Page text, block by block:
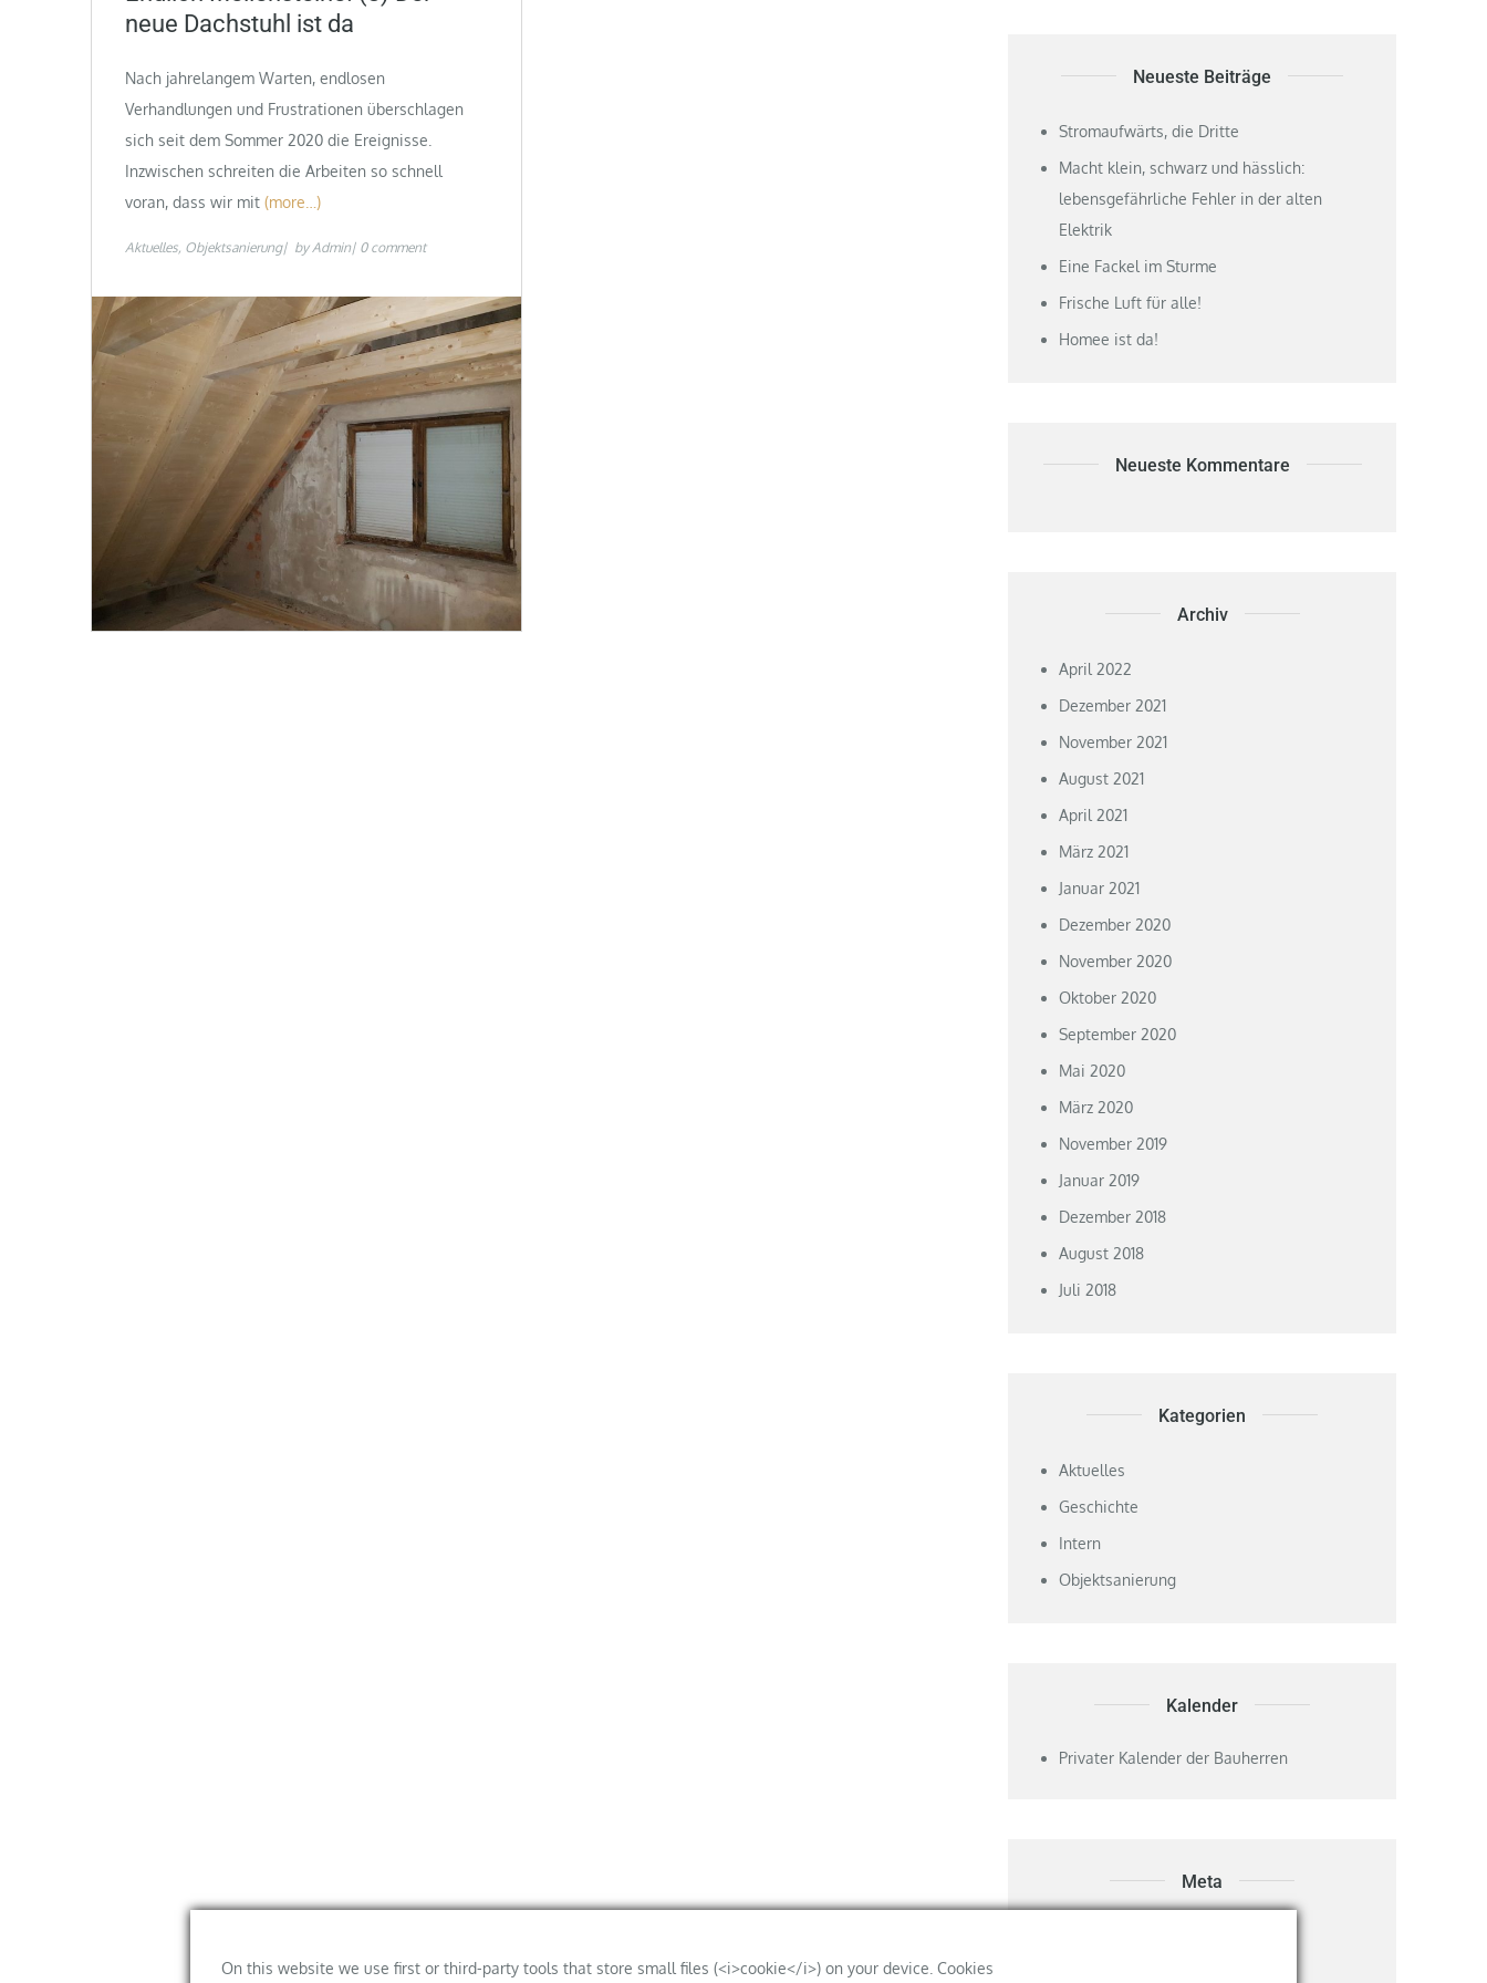
neue Dachstuhl ist da
Nach jahrelangem Warten, endlosen
Verhandlungen und Frustrationen überschlagen
sich seit dem Sommer 2020 die Ereignisse.
Inzwischen schreiten die Arbeiten so schnell
voran, dass wir mit (more…)
Aktuelles Objektsanierung by Admin 0 comment
Neueste Beiträge
Stromaufwärts, die Dritte
Macht klein, schwarz und hässlich:
lebensgefährliche Fehler in der alten
Elektrik
Eine Fackel im Sturme
Frische Luft für alle!
Homee ist da!
Neueste Kommentare
Archiv
April 2022
Dezember 2021
November 2021
August 2021
April 2021
März 2021
Januar 2021
Dezember 2020
November 2020
Oktober 2020
September 2020
Mai 2020
März 2020
November 2019
Januar 2019
Dezember 2018
August 2018
Juli 2018
Kategorien
Aktuelles
Geschichte
Intern
Objektsanierung
Kalender
Privater Kalender der Bauherren
Meta
On this website we use first or third-party tools that store small files (<i>cookie</i>) on your device. Cookies